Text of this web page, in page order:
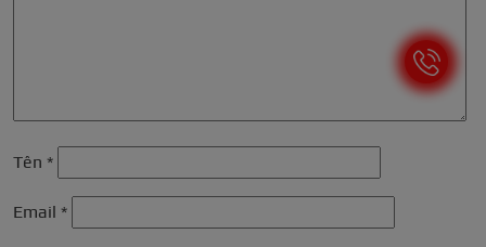
Tên *
Email *